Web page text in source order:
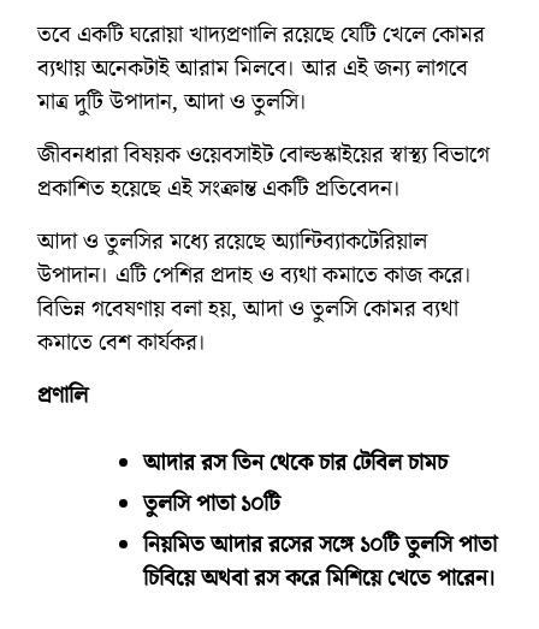
তবে একটি ঘরোয়া খাদ্যপ্রণালি রয়েছে যেটি খেলে কোমর
ব্যথায় অনেকটাই আরাম মিলবে। আর এই জন্য লাগবে
মাত্র দুটি উপাদান, আদা ও তুলসি।
জীবনধারা বিষয়ক ওয়েবসাইট বোল্ডস্কাইয়ের স্বাস্থ্য বিভাগে
প্রকাশিত হয়েছে এই সংক্রান্ত একটি প্রতিবেদন।
আদা ও তুলসির মধ্যে রয়েছে অ্যান্টিব্যাকটেরিয়াল
উপাদান। এটি পেশির প্রদাহ ও ব্যথা কমাতে কাজ করে।
বিভিন্ন গবেষণায় বলা হয়, আদা ও তুলসি কোমর ব্যথা
কমাতে বেশ কার্যকর।
প্রণালি
আদার রস তিন থেকে চার টেবিল চামচ
তুলসি পাতা ১০টি
নিয়মিত আদার রসের সঙ্গে ১০টি তুলসি পাতা
চিবিয়ে অথবা রস করে মিশিয়ে খেতে পারেন।